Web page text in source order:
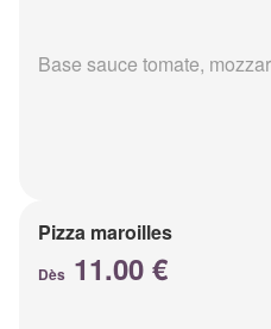
Base sauce tomate,
Pizza maroilles
Dès 11.00 €